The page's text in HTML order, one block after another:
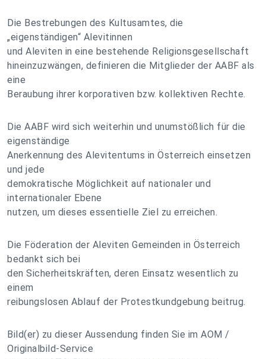
Die Bestrebungen des Kultusamtes, die
„eigenständigen“ Alevitinnen
und Aleviten in eine bestehende Religionsgesellschaft
hineinzuzwängen, definieren die Mitglieder der AABF als
eine
Beraubung ihrer korporativen bzw. kollektiven Rechte.
Die AABF wird sich weiterhin und unumstößlich für die
eigenständige
Anerkennung des Alevitentums in Österreich einsetzen
und jede
demokratische Möglichkeit auf nationaler und
internationaler Ebene
nutzen, um dieses essentielle Ziel zu erreichen.
Die Föderation der Aleviten Gemeinden in Österreich
bedankt sich bei
den Sicherheitskräften, deren Einsatz wesentlich zu
einem
reibungslosen Ablauf der Protestkundgebung beitrug.
Bild(er) zu dieser Aussendung finden Sie im AOM /
Originalbild-Service